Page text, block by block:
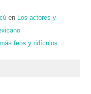
en
Los actores y
feos y ridículos